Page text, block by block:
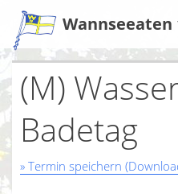
Zum
Inhalt
Wannseeaten
(M)
Badetag
» Termin speichern